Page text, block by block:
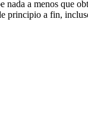
a menos que
principio a fin,